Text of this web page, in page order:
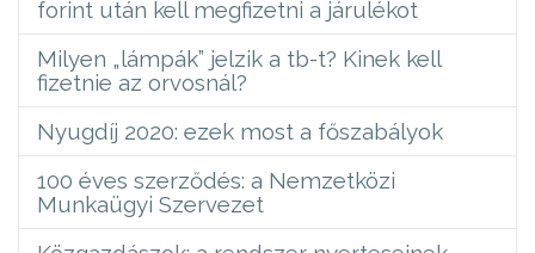
forint után kell megfizetni a járulékot
Milyen „lámpák” jelzik a tb-t? Kinek kell
fizetnie az orvosnál?
Nyugdíj 2020: ezek most a főszabályok
100 éves szerződés: a Nemzetközi
Munkaügyi Szervezet